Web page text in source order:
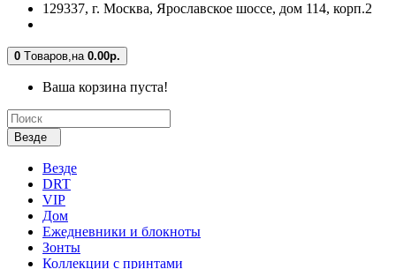
129337, г. Москва, Ярославское шоссе, дом 114, корп.2
0 Tоваров,на 0.00р.
Ваша корзина пуста!
Везде
Везде
DRT
VIP
Дом
Ежедневники и блокноты
Зонты
Коллекции с принтами